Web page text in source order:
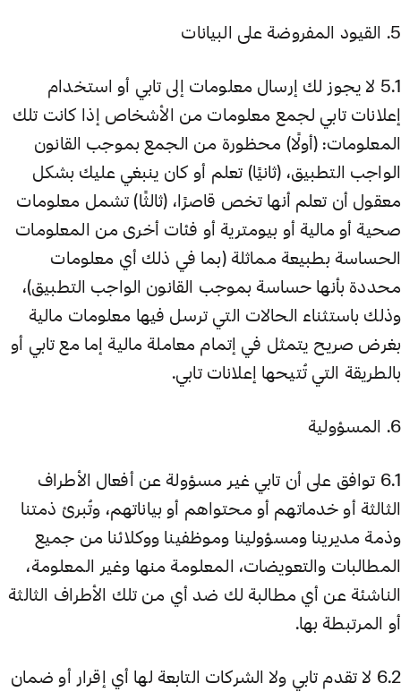
5. القيود المفروضة على البيانات
5.1 لا يجوز لك إرسال معلومات إلى تابي أو استخدام
إعلانات تابي لجمع معلومات من الأشخاص إذا كانت تلك
المعلومات: (أولًا) محظورة من الجمع بموجب القانون
الواجب التطبيق، (ثانيًا) تعلم أو كان ينبغي عليك بشكل
معقول أن تعلم أنها تخص قاصرًا، (ثالثًا) تشمل معلومات
صحية أو مالية أو بيومترية أو فئات أخرى من المعلومات
الحساسة بطبيعة مماثلة (بما في ذلك أي معلومات
محددة بأنها حساسة بموجب القانون الواجب التطبيق)،
وذلك باستثناء الحالات التي ترسل فيها معلومات مالية
بغرض صريح يتمثل في إتمام معاملة مالية إما مع تابي أو
بالطريقة التي تُتيحها إعلانات تابي.
6. المسؤولية
6.1 توافق على أن تابي غير مسؤولة عن أفعال الأطراف
الثالثة أو خدماتهم أو محتواهم أو بياناتهم، وتُبرئ ذمتنا
وذمة مديرينا ومسؤولينا وموظفينا ووكلائنا من جميع
المطالبات والتعويضات، المعلومة منها وغير المعلومة،
الناشئة عن أي مطالبة لك ضد أي من تلك الأطراف الثالثة
أو المرتبطة بها.
6.2 لا تقدم تابي ولا الشركات التابعة لها أي إقرار أو ضمان